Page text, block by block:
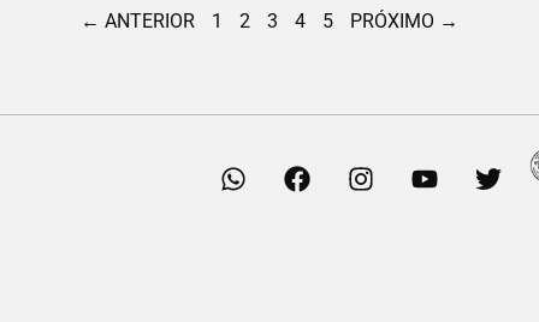
← ANTERIOR 1 2 3 4 5 PRÓXIMO →